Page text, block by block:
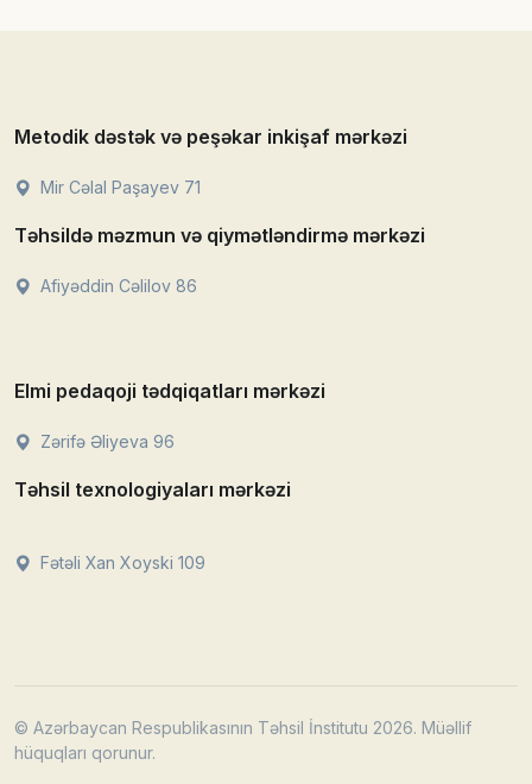
Metodik dəstək və peşəkar inkişaf mərkəzi
Mir Cəlal Paşayev 71
Təhsildə məzmun və qiymətləndirmə mərkəzi
Afiyəddin Cəlilov 86
Elmi pedaqoji tədqiqatları mərkəzi
Zərifə Əliyeva 96
Təhsil texnologiyaları mərkəzi
Fətəli Xan Xoyski 109
© Azərbaycan Respublikasının Təhsil İnstitutu 2026. Müəllif
hüquqları qorunur.